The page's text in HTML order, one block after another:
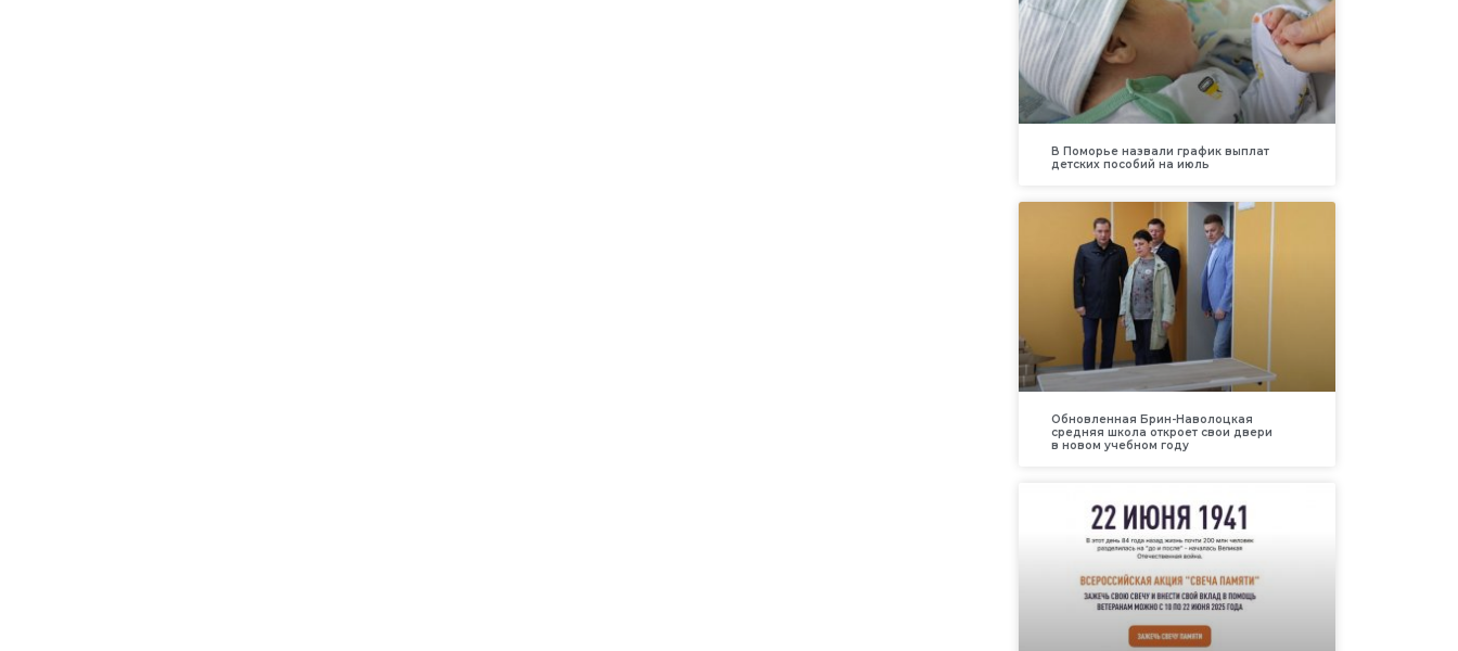
В Поморье назвали график выплат
детских пособий на июль
Обновленная Брин-Наволоцкая
средняя школа откроет свои двери
в новом учебном году